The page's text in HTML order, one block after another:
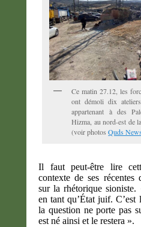
Ce matin 27.12, les
ont démoli dix
appartenant à des
Hizma, au nord-est de
(voir photosQuds
Il faut peut-être lire
contexte de ses récentes
sur la rhétorique sioniste.
en tant qu’État juif.
la question ne porte pas
est né ainsi et le restera ».